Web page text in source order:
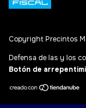
Copyright Precintos
Defensa de las y los
Botón de